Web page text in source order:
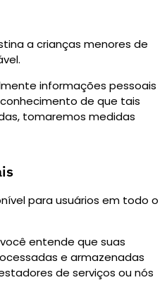
a crianças menores de
informações pessoais
de que tais
tomaremos medidas
para usuários em todo o
entende que suas
e armazenadas
de serviços ou nós